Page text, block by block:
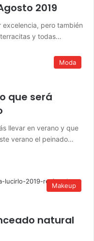
2019
excelencia, pero también
y todas…
Moda
que será
llevar en verano y que
verano el peinado…
Makeup
natural